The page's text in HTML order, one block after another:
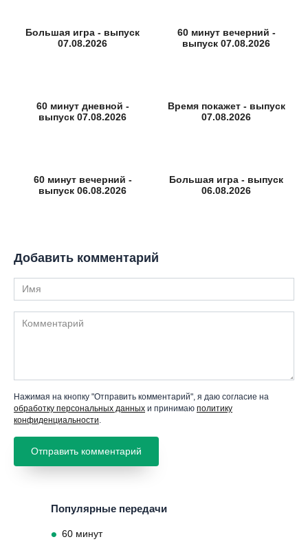
Большая игра - выпуск
07.08.2026
60 минут вечерний -
выпуск 07.08.2026
60 минут дневной -
выпуск 07.08.2026
Время покажет - выпуск
07.08.2026
60 минут вечерний -
выпуск 06.08.2026
Большая игра - выпуск
06.08.2026
Добавить комментарий
Имя
Комментарий
Нажимая на кнопку "Отправить комментарий", я даю согласие на
обработку персональных данных и принимаю политику
конфиденциальности.
Популярные передачи
60 минут